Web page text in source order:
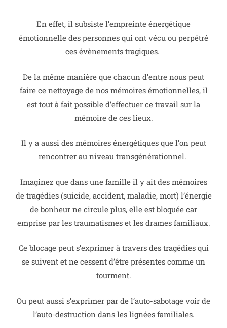
En effet, il subsiste l’empreinte énergétique
émotionnelle des personnes qui ont vécu ou perpétré
ces évènements tragiques.
De la même manière que chacun d’entre nous peut
faire ce nettoyage de nos mémoires émotionnelles, il
est tout à fait possible d’effectuer ce travail sur la
mémoire de ces lieux.
Il y a aussi des mémoires énergétiques que l’on peut
rencontrer au niveau transgénérationnel.
Imaginez que dans une famille il y ait des mémoires
de tragédies (suicide, accident, maladie, mort) l’énergie
de bonheur ne circule plus, elle est bloquée car
emprise par les traumatismes et les drames familiaux.
Ce blocage peut s’exprimer à travers des tragédies qui
se suivent et ne cessent d’être présentes comme un
tourment.
Ou peut aussi s’exprimer par de l’auto-sabotage voir de
l’auto-destruction dans les lignées familiales.